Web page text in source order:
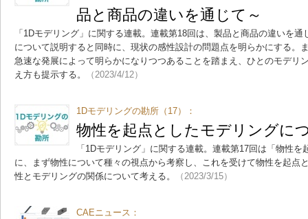
品と商品の違いを通じて～
「1Dモデリング」に関する連載。連載第18回は、製品と商品の違いを
について説明すると同時に、現状の感性設計の問題点を明らかにする。
急速な発展によって明らかになりつつあることを踏まえ、ひとのモデリ
え方も提示する。
（2023/4/12）
1Dモデリングの勘所（17）：
物性を起点としたモデリングに
「1Dモデリング」に関する連載。連載第17回は「物性
に、まず物性について種々の視点から考察し、これを受けて物性を起点
性とモデリングの関係について考える。
（2023/3/15）
CAEニュース：